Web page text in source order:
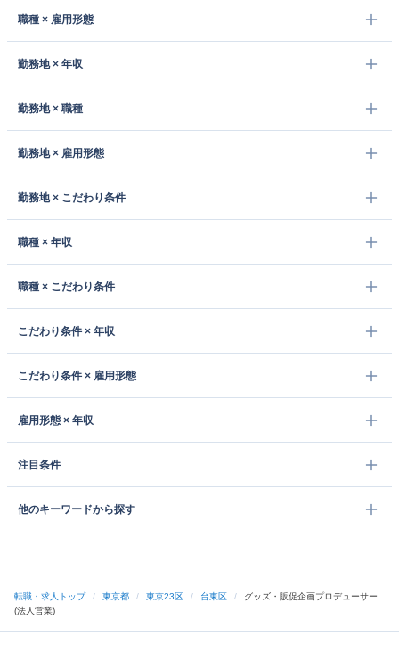
職種 × 雇用形態
勤務地 × 年収
勤務地 × 職種
勤務地 × 雇用形態
勤務地 × こだわり条件
職種 × 年収
職種 × こだわり条件
こだわり条件 × 年収
こだわり条件 × 雇用形態
雇用形態 × 年収
注目条件
他のキーワードから探す
転職・求人トップ / 東京都 / 東京23区 / 台東区 /
グッズ・販促企画プロデューサー
(法人営業)